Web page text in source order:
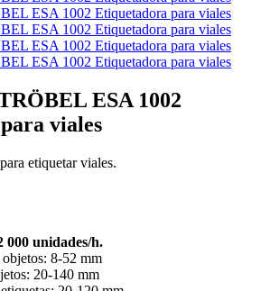
ESA 1002
viales
etiquetar viales.
000 unidades/h.
8-52 mm
20-140 mm